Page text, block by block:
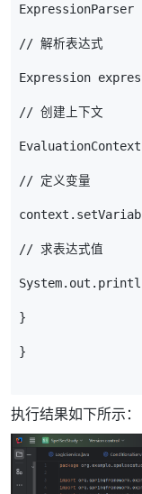
ExpressionParser
// 解析表达式
Expression
// 创建上下文
EvaluationContext
// 定义变量
context .
// 求表达式值
System. out .
}
}
执行结果如下所示：